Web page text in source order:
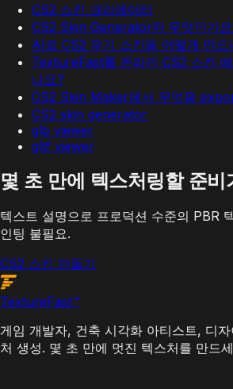
CS2 스킨 크리에이터
CS2 Skin Generator란 무엇인가
AI로 CS2 무기 스킨을 어떻게 만드
TextureFast를 온라인 CS2 스킨
나요?
CS2 Skin Maker에서 무엇을
CS2 skin generator
glb viewer
gltf viewer
몇 초 만에 텍스처링할 준비
텍스트 설명으로 프로덕션 수준의 PBR
인팅 불필요.
CS2 스킨 만들기
TextureFast™
게임 개발자, 건축 시각화 아티스트, 디
처 생성. 몇 초 만에 멋진 텍스처를 만드